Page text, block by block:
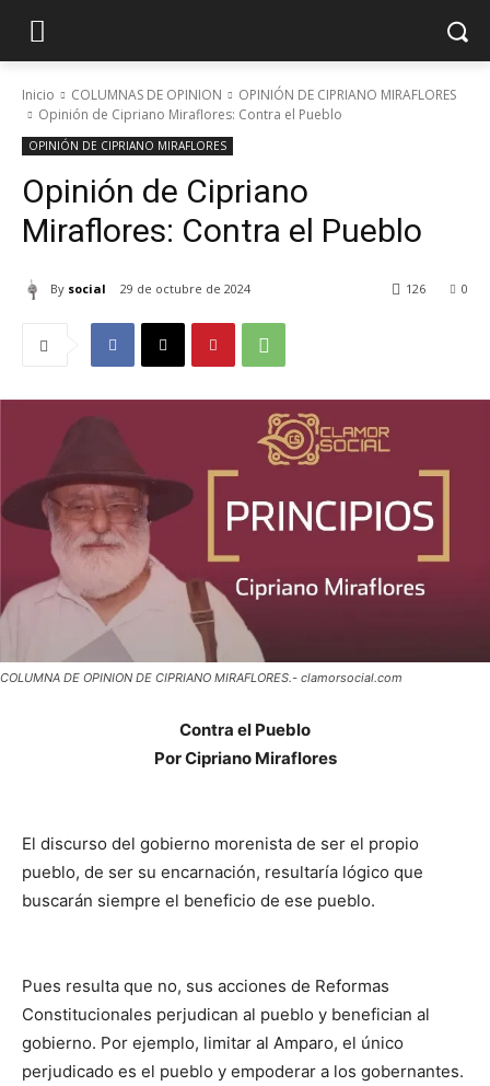
Inicio COLUMNAS DE OPINION
OPINIÓN DE CIPRIANO MIRAFLORES
Opinión de Cipriano Miraflores: Contra el Pueblo
OPINIÓN DE CIPRIANO MIRAFLORES
Opinión de Cipriano
Miraflores: Contra el Pueblo
By social 29 de octubre de 2024 0
126
COLUMNA DE OPINION DE CIPRIANO MIRAFLORES.- clamorsocial.com
Contra el Pueblo
Por Cipriano Miraflores
El discurso del gobierno morenista de ser el propio
pueblo, de ser su encarnación, resultaría lógico que
buscarán siempre el beneficio de ese pueblo.
Pues resulta que no, sus acciones de Reformas
Constitucionales perjudican al pueblo y benefician al
gobierno. Por ejemplo, limitar al Amparo, el único
perjudicado es el pueblo y empoderar a los gobernantes.